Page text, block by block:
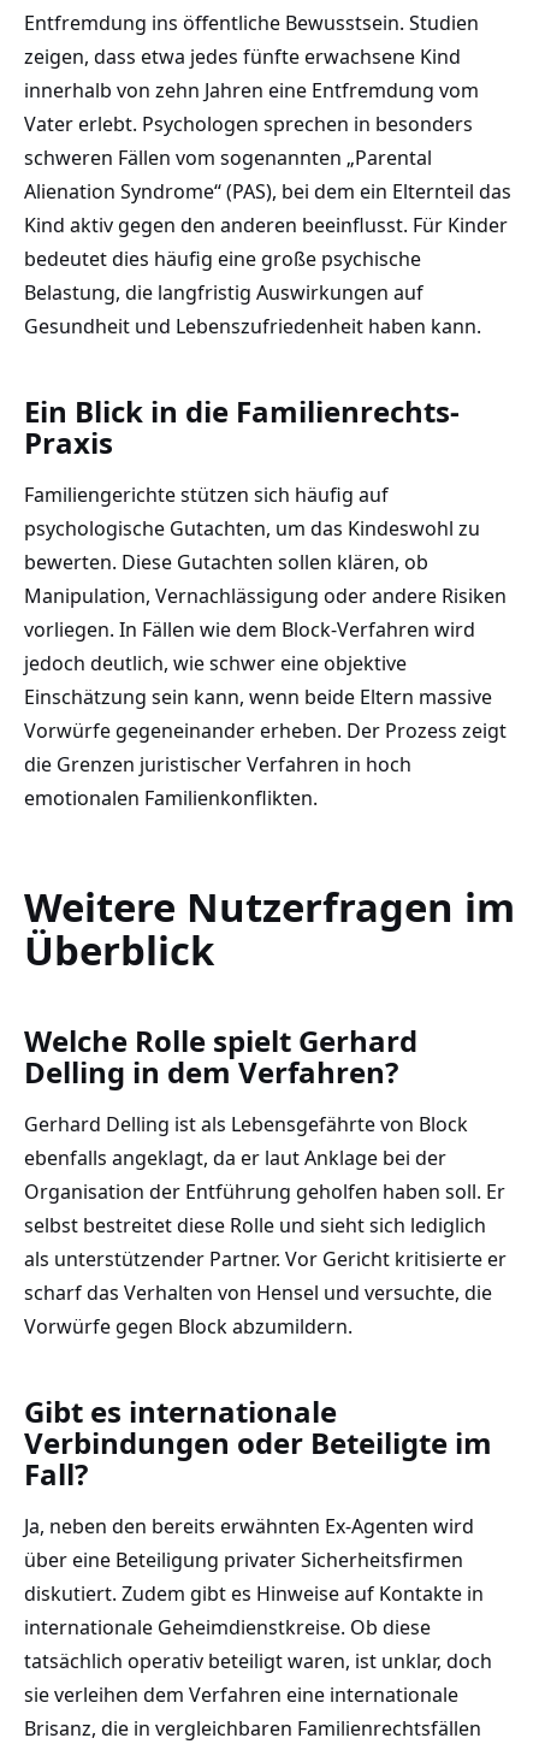
Entfremdung ins öffentliche Bewusstsein. Studien
zeigen, dass etwa jedes fünfte erwachsene Kind
innerhalb von zehn Jahren eine Entfremdung vom
Vater erlebt. Psychologen sprechen in besonders
schweren Fällen vom sogenannten „Parental
Alienation Syndrome“ (PAS), bei dem ein Elternteil das
Kind aktiv gegen den anderen beeinflusst. Für Kinder
bedeutet dies häufig eine große psychische
Belastung, die langfristig Auswirkungen auf
Gesundheit und Lebenszufriedenheit haben kann.
Ein Blick in die Familienrechts-
Praxis
Familiengerichte stützen sich häufig auf
psychologische Gutachten, um das Kindeswohl zu
bewerten. Diese Gutachten sollen klären, ob
Manipulation, Vernachlässigung oder andere Risiken
vorliegen. In Fällen wie dem Block-Verfahren wird
jedoch deutlich, wie schwer eine objektive
Einschätzung sein kann, wenn beide Eltern massive
Vorwürfe gegeneinander erheben. Der Prozess zeigt
die Grenzen juristischer Verfahren in hoch
emotionalen Familienkonflikten.
Weitere Nutzerfragen im
Überblick
Welche Rolle spielt Gerhard
Delling in dem Verfahren?
Gerhard Delling ist als Lebensgefährte von Block
ebenfalls angeklagt, da er laut Anklage bei der
Organisation der Entführung geholfen haben soll. Er
selbst bestreitet diese Rolle und sieht sich lediglich
als unterstützender Partner. Vor Gericht kritisierte er
scharf das Verhalten von Hensel und versuchte, die
Vorwürfe gegen Block abzumildern.
Gibt es internationale
Verbindungen oder Beteiligte im
Fall?
Ja, neben den bereits erwähnten Ex-Agenten wird
über eine Beteiligung privater Sicherheitsfirmen
diskutiert. Zudem gibt es Hinweise auf Kontakte in
internationale Geheimdienstkreise. Ob diese
tatsächlich operativ beteiligt waren, ist unklar, doch
sie verleihen dem Verfahren eine internationale
Brisanz, die in vergleichbaren Familienrechtsfällen